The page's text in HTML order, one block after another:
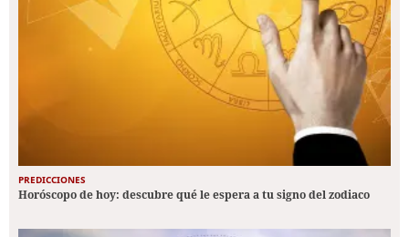
PREDICCIONES
Horóscopo de hoy: descubre qué le espera a tu signo del zodiaco